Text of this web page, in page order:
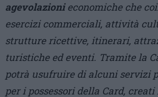
agevolazioni economiche che
esercizi commerciali, attività
strutture ricettive, itinerari,
turistiche ed eventi. Tramite la
potrà usufruire di alcuni servizi
per i possessori della Card, creati